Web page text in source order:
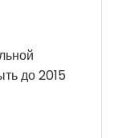
до 2015